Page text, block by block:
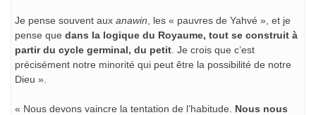
Je pense souvent aux anawin , les « pauvres de Yahvé », et je
pense que dans la logique du Royaume, tout se construit à
partir du cycle germinal, du petit . Je crois que c’est
précisément notre minorité qui peut être la possibilité de notre
Dieu ».
« Nous devons vaincre la tentation de l’habitude. Nous nous